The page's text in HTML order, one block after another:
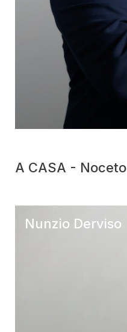
A CASA - Noceto
Nunzio Derviso